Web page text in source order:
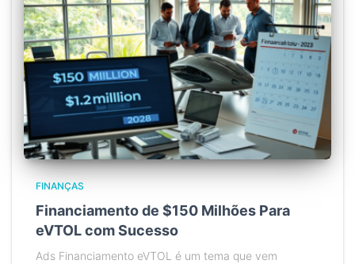
FINANÇAS
Financiamento de $150 Milhões Para
eVTOL com Sucesso
Ads Financiamento eVTOL é um tema que vem